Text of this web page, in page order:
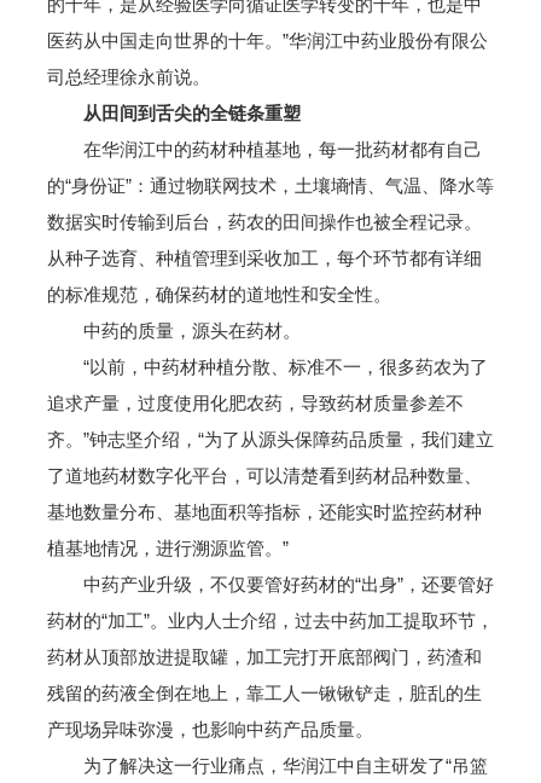
的十年，是从经验医学向循证医学转变的十年，也是中
医药从中国走向世界的十年。”华润江中药业股份有限公
司总经理徐永前说。
从田间到舌尖的全链条重塑
在华润江中的药材种植基地，每一批药材都有自己
的“身份证”：通过物联网技术，土壤墒情、气温、降水等
数据实时传输到后台，药农的田间操作也被全程记录。
从种子选育、种植管理到采收加工，每个环节都有详细
的标准规范，确保药材的道地性和安全性。
中药的质量，源头在药材。
“以前，中药材种植分散、标准不一，很多药农为了
追求产量，过度使用化肥农药，导致药材质量参差不
齐。”钟志坚介绍，“为了从源头保障药品质量，我们建立
了道地药材数字化平台，可以清楚看到药材品种数量、
基地数量分布、基地面积等指标，还能实时监控药材种
植基地情况，进行溯源监管。”
中药产业升级，不仅要管好药材的“出身”，还要管好
药材的“加工”。业内人士介绍，过去中药加工提取环节，
药材从顶部放进提取罐，加工完打开底部阀门，药渣和
残留的药液全倒在地上，靠工人一锹锹铲走，脏乱的生
产现场异味弥漫，也影响中药产品质量。
为了解决这一行业痛点，华润江中自主研发了“吊篮